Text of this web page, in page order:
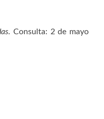
. Consulta: 2 de mayo